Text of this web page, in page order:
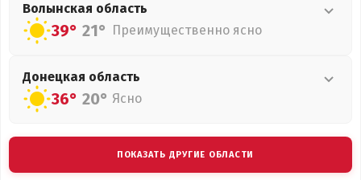
Волынская область
39° 21° Преимущественно ясно
Донецкая область
36° 20° Ясно
ПОКАЗАТЬ ДРУГИЕ ОБЛАСТИ